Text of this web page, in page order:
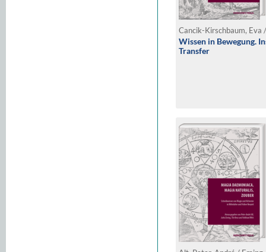
Cancik-Kirschbaum, Eva
Wissen in Bewegung.
Transfer